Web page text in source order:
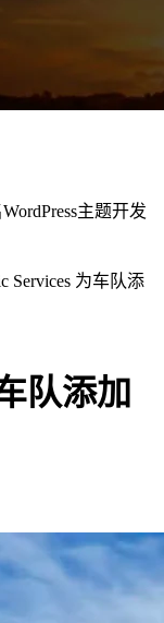
主题开发
Services 为车队添
队添加